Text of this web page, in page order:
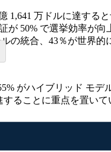
1,641 万ドルに達する
50% で選挙効率が向
の統合、43％が世界
がハイブリッド モデ
ることに重点を置いて